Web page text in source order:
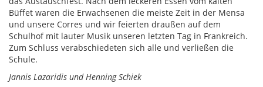
Büffet waren die Erwachsenen die meiste Zeit in der Mensa
und unsere Corres und wir feierten draußen auf dem
Schulhof mit lauter Musik unseren letzten Tag in Frankreich.
Zum Schluss verabschiedeten sich alle und verließen die
Schule.
Jannis Lazaridis und Henning Schiek